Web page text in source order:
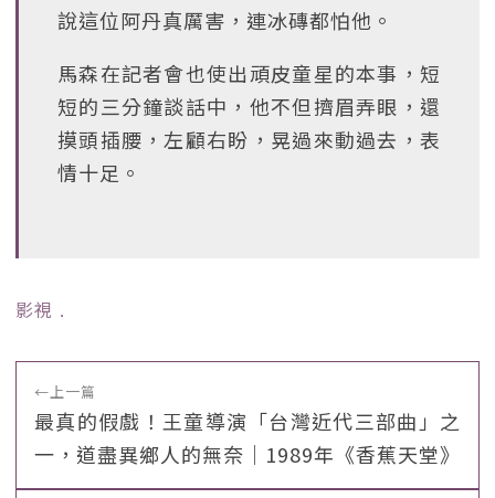
說這位阿丹真厲害，連冰磚都怕他。
馬森在記者會也使出頑皮童星的本事，短
短的三分鐘談話中，他不但擠眉弄眼，還
摸頭插腰，左顧右盼，晃過來動過去，表
情十足。
影視 ﹒
←上一篇
最真的假戲！王童導演「台灣近代三部曲」之
一，道盡異鄉人的無奈｜1989年《香蕉天堂》